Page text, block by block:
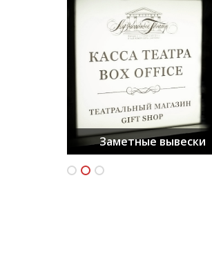
Яркие буквы
Заметные вывески
Изящные стелы